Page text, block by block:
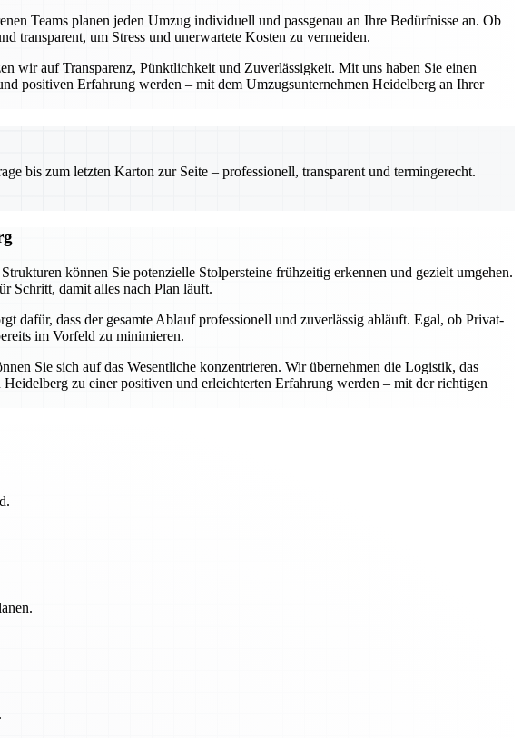
Teams planen jeden Umzug individuell und passgenau an Ihre Bedürfnisse an. Ob
transparent, um Stress und unerwartete Kosten zu vermeiden.
wir auf Transparenz, Pünktlichkeit und Zuverlässigkeit. Mit uns haben Sie einen
positiven Erfahrung werden – mit dem Umzugsunternehmen Heidelberg an Ihrer
bis zum letzten Karton zur Seite – professionell, transparent und termingerecht.
können Sie potenzielle Stolpersteine frühzeitig erkennen und gezielt umgehen.
Schritt, damit alles nach Plan läuft.
dafür, dass der gesamte Ablauf professionell und zuverlässig abläuft. Egal, ob Privat-
im Vorfeld zu minimieren.
Sie sich auf das Wesentliche konzentrieren. Wir übernehmen die Logistik, das
zu einer positiven und erleichterten Erfahrung werden – mit der richtigen